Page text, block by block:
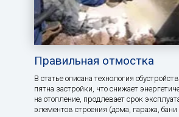
Правильная отмостка
В статье описана технология
пятна застройки, что снижает
на отопление, продлевает срок
элементов строения (дома, гаража, бани